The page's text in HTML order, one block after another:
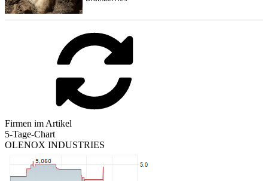
Firmen im Artikel
5-Tage-Chart
OLENOX INDUSTRIES